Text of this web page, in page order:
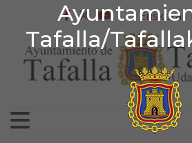
Tafalla/
Ir al contenidofacebook
twitter
youtube
Euskera